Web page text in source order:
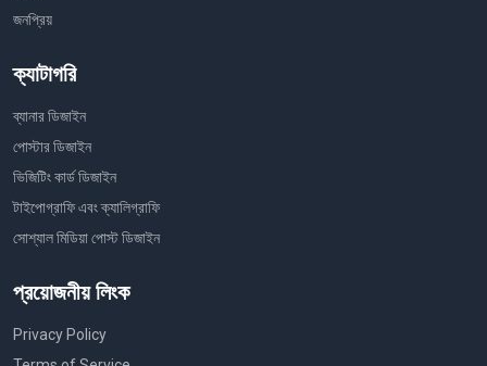
জনপ্রিয়
ক্যাটাগরি
ব্যানার ডিজাইন
পোস্টার ডিজাইন
ভিজিটিং কার্ড ডিজাইন
টাইপোগ্রাফি এবং ক্যালিগ্রাফি
সোশ্যাল মিডিয়া পোস্ট ডিজাইন
প্রয়োজনীয় লিংক
Privacy Policy